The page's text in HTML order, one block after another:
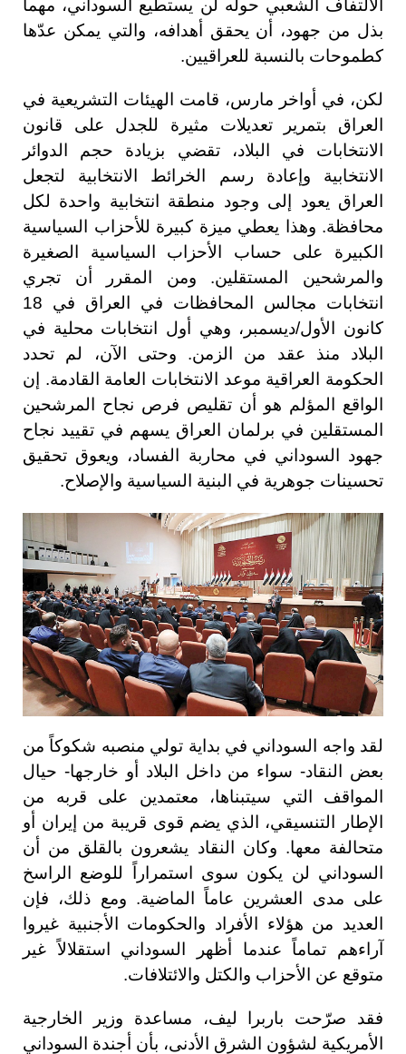
الالتفاف الشعبي حوله لن يستطيع السوداني، مهما
بذل من جهود، أن يحقق أهدافه، والتي يمكن عدّها
كطموحات بالنسبة للعراقيين.
لكن، في أواخر مارس، قامت الهيئات التشريعية في
العراق بتمرير تعديلات مثيرة للجدل على قانون
الانتخابات في البلاد، تقضي بزيادة حجم الدوائر
الانتخابية وإعادة رسم الخرائط الانتخابية لتجعل
العراق يعود إلى وجود منطقة انتخابية واحدة لكل
محافظة. وهذا يعطي ميزة كبيرة للأحزاب السياسية
الكبيرة على حساب الأحزاب السياسية الصغيرة
والمرشحين المستقلين. ومن المقرر أن تجري
انتخابات مجالس المحافظات في العراق في 18
كانون الأول/ديسمبر، وهي أول انتخابات محلية في
البلاد منذ عقد من الزمن. وحتى الآن، لم تحدد
الحكومة العراقية موعد الانتخابات العامة القادمة. إن
الواقع المؤلم هو أن تقليص فرص نجاح المرشحين
المستقلين في برلمان العراق يسهم في تقييد نجاح
جهود السوداني في محاربة الفساد، ويعوق تحقيق
تحسينات جوهرية في البنية السياسية والإصلاح.
لقد واجه السوداني في بداية تولي منصبه شكوكاً من
بعض النقاد- سواء من داخل البلاد أو خارجها- حيال
المواقف التي سيتبناها، معتمدين على قربه من
الإطار التنسيقي، الذي يضم قوى قريبة من إيران أو
متحالفة معها. وكان النقاد يشعرون بالقلق من أن
السوداني لن يكون سوى استمراراً للوضع الراسخ
على مدى العشرين عاماً الماضية. ومع ذلك، فإن
العديد من هؤلاء الأفراد والحكومات الأجنبية غيروا
آراءهم تماماً عندما أظهر السوداني استقلالاً غير
متوقع عن الأحزاب والكتل والائتلافات.
فقد صرّحت باربرا ليف، مساعدة وزير الخارجية
الأمريكية لشؤون الشرق الأدنى، بأن أجندة السوداني